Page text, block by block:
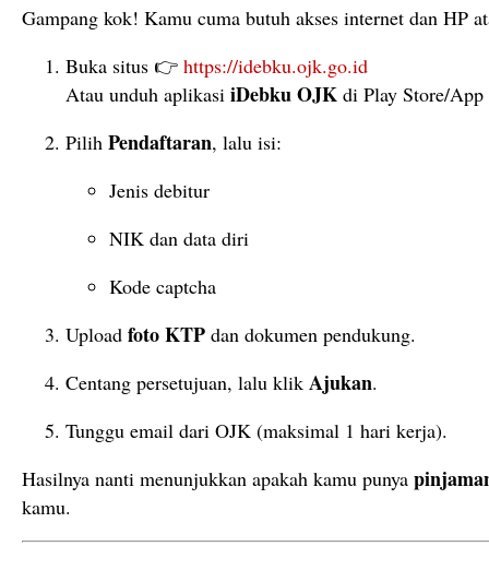
Gampang kok! Kamu cuma butuh akses internet dan HP
Buka situs 👉 https://idebku.ojk.go.id
Atau unduh aplikasi iDebkuOJK di Play Store/App
Pilih Pendaftaran, lalu isi:
Jenis debitur
NIK dan data diri
Kode captcha
Upload fotoKTP dan dokumen pendukung.
Centang persetujuan, lalu klik Ajukan.
Tunggu email dari OJK (maksimal 1 hari kerja).
Hasilnya nanti menunjukkan apakah kamu punya
kamu.